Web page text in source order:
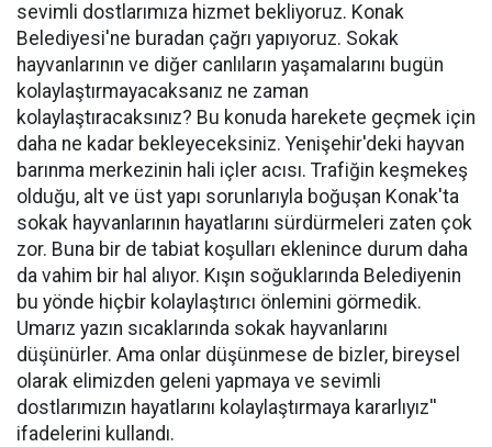
sevimli dostlarımıza hizmet bekliyoruz. Konak
Belediyesi'ne buradan çağrı yapıyoruz. Sokak
hayvanlarının ve diğer canlıların yaşamalarını bugün
kolaylaştırmayacaksanız ne zaman
kolaylaştıracaksınız? Bu konuda harekete geçmek için
daha ne kadar bekleyeceksiniz. Yenişehir'deki hayvan
barınma merkezinin hali içler acısı. Trafiğin keşmekeş
olduğu, alt ve üst yapı sorunlarıyla boğuşan Konak'ta
sokak hayvanlarının hayatlarını sürdürmeleri zaten çok
zor. Buna bir de tabiat koşulları eklenince durum daha
da vahim bir hal alıyor. Kışın soğuklarında Belediyenin
bu yönde hiçbir kolaylaştırıcı önlemini görmedik.
Umarız yazın sıcaklarında sokak hayvanlarını
düşünürler. Ama onlar düşünmese de bizler, bireysel
olarak elimizden geleni yapmaya ve sevimli
dostlarımızın hayatlarını kolaylaştırmaya kararlıyız''
ifadelerini kullandı.